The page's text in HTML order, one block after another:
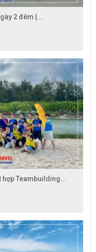
2 đêm |...
hợp Teambuilding...